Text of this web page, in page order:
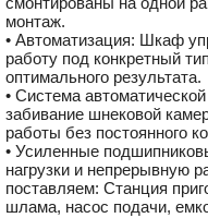
монтаж.
• Автоматизация: Шкаф
работу под конкретный
оптимального результата.
• Система
забивание шнековой
работы без постоянного
• Усиленные
нагрузки и непрерывную
поставляем: Станция
шлама, насос подачи,